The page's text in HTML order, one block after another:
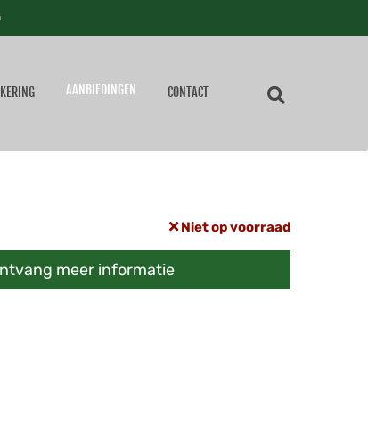
AANBIEDINGEN CONTACT
Niet op voorraad
meer informatie